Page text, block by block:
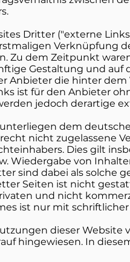
Dritter ("externe
Verknüpfung
Zu dem Zeitpunkt
Gestaltung und auf
Anbieter die hinter
ist für den Anbieter
jedoch derartige
dem
nicht zugelassene
Dies gilt
Wiedergabe von
sind dabei als solche
Seiten ist nicht
und nicht
ist nur mit schriftlicher
dieser Website
hingewiesen. In